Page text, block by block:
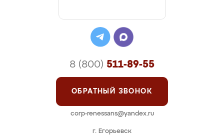
г. Егорьевск
8 (800) 511-89-55
ОБРАТНЫЙ ЗВОНОК
corp-renessans@yandex.ru